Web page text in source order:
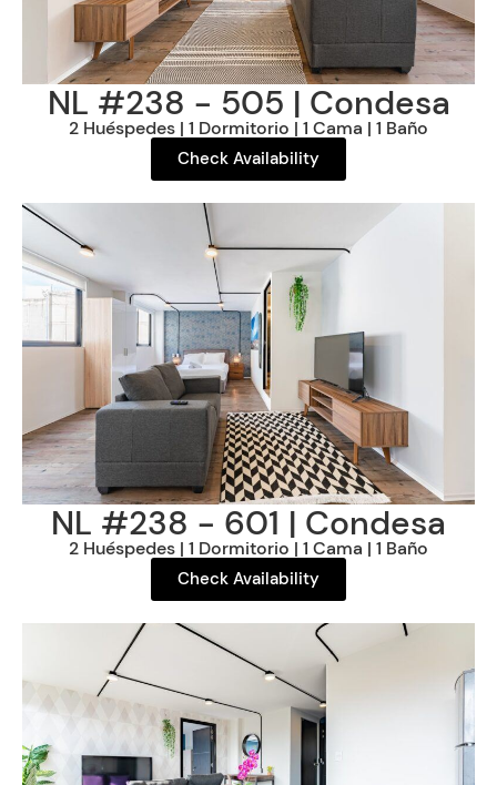
NL #238 - 505 | Condesa
2 Huéspedes | 1 Dormitorio | 1 Cama | 1 Baño
Check Availability
NL #238 - 601 | Condesa
2 Huéspedes | 1 Dormitorio | 1 Cama | 1 Baño
Check Availability